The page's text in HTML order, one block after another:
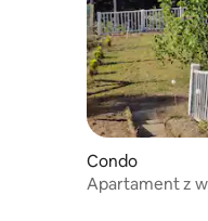
Condo
Apartament z